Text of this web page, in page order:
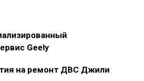
Geely
на ремонт ДВС Джили